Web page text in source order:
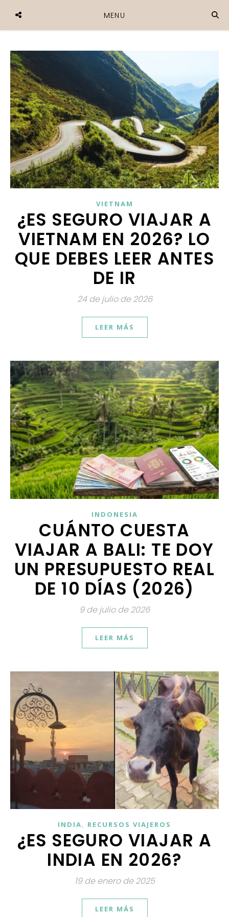
MENU
VIETNAM
¿ES SEGURO VIAJAR A
VIETNAM EN 2026? LO
QUE DEBES LEER ANTES
DE IR
24 de julio de 2026
LEER MÁS
INDONESIA
CUÁNTO CUESTA
VIAJAR A BALI: TE DOY
UN PRESUPUESTO REAL
DE 10 DÍAS (2026)
9 de julio de 2026
LEER MÁS
INDIA, RECURSOS VIAJEROS
¿ES SEGURO VIAJAR A
INDIA EN 2026?
19 de enero de 2025
LEER MÁS